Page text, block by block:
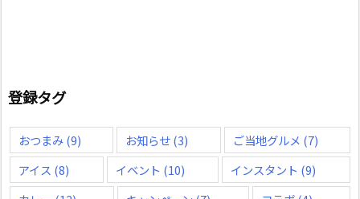
登録タグ
おつまみ(9) お知らせ(3) ご当地グルメ (7)
アイス (8) イベント (10) インスタント (9)